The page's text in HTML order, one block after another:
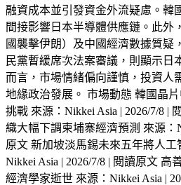
融資成本並引發資金外流疑慮。韓
間接影響日本半導體供應鏈。此外
國襲擊伊朗）及中國經濟數據質疑
民黨暫緩席次法案審議，則顯示日
而言，市場情緒偏向謹慎，投資人
地緣政治發展。 市場動態 韓國晶
挑戰 來源：Nikkei Asia | 2026/7/8 |
織大幅下調柬埔寨經濟預測 來源：
原文 新加坡淡馬錫未來五年將人工
Nikkei Asia | 2026/7/8 | 閱讀原文 高
經濟學家逝世 來源：Nikkei Asia |